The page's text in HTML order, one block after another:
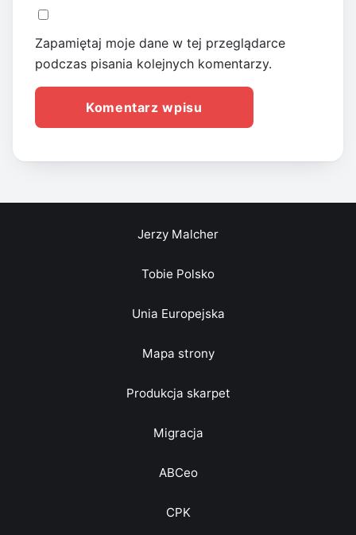
Zapamiętaj moje dane w tej przeglądarce
podczas pisania kolejnych komentarzy.
Jerzy Malcher
Tobie Polsko
Unia Europejska
Mapa strony
Produkcja skarpet
Migracja
ABCeo
CPK